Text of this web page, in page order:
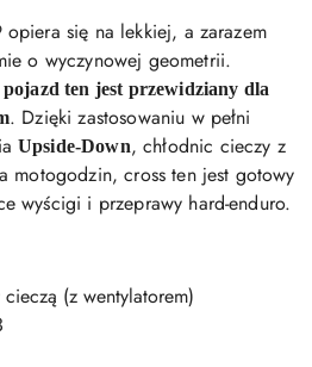
opiera się na lekkiej, a zarazem
o wyczynowej geometrii.
pojazd ten jest przewidziany dla
. Dzięki zastosowaniu w pełni
Upside-Down, chłodnic cieczy z
motogodzin, cross ten jest gotowy
wyścigi i przeprawy hard-enduro.
cieczą (z wentylatorem)